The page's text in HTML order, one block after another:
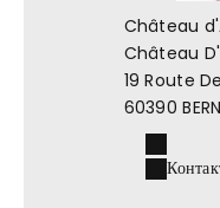
Château
Château
19 Route
60390